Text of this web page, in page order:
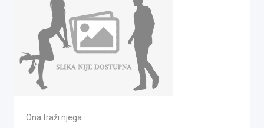
Ona traži njega